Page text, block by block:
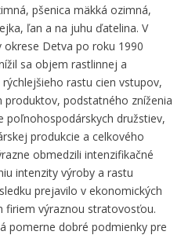
pšenica mäkká ozimná,
ľan a na juhu ďatelina. V
Detva po roku 1990
sa objem rastlinnej a
rastu cien vstupov,
podstatného zníženia
družstiev,
produkcie a celkového
obmedzili intenzifikačné
intenzity výroby a rastu
prejavilo v ekonomických
firiem výraznou stratovosťou.
pomerne dobré podmienky pre